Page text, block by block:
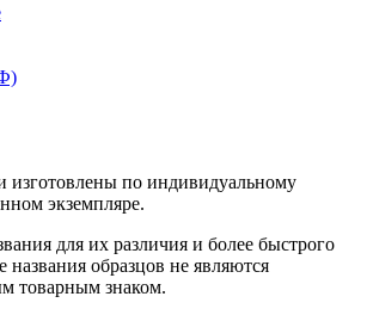
изготовлены по индивидуальному
экземпляре.
для их различия и более быстрого
названия образцов не являются
товарным знаком.